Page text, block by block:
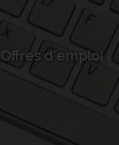
Offres d'emploi